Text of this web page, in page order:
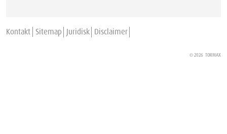
Kontakt Sitemap Juridisk Disclaimer
© 2026 TORMAX